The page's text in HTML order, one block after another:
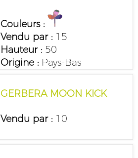
Couleurs :
Vendu par :15
Hauteur :50
Origine :Pays-Bas
GERBERA MOON KICK
Vendu par :10